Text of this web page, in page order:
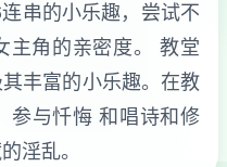
串的小乐趣，尝试不
主角的亲密度。 教堂
丰富的小乐趣。在教
参与忏悔 和唱诗和修
淫乱。